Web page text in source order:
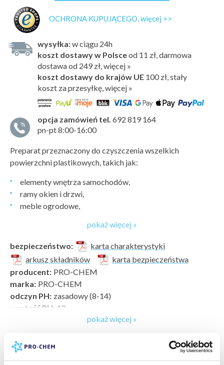
OCHRONA KUPUJĄCEGO, więcej >>
wysyłka:w ciągu 24h
koszt dostawy w Polsceod 11 zł, darmowa
dostawa od 249 zł, więcej »
koszt dostawy do krajów UE 100 zł,stały
koszt za przesyłkę, więcej »
opcja zamówień tel. 692 819 164
pn-pt 8:00-16:00
Preparat przeznaczony do czyszczenia wszelkich
powierzchni plastikowych, takich jak:
elementy wnętrza samochodów,
ramy okien i drzwi,
meble ogrodowe,
inne przedmioty wykonane z plastiku.
Usuwa nawet stare, uporczywe
plamy. Czyści powierzchniowo, nie wymaga szorowania.
Posiada właściwości antystatyczne, regularnie stosowany
zapobiega osadzaniu się kurzu i brudu.
Sposób użycia
Nanieść na czyszczoną powierzchnię, pozostawić na 1-3
mikrofibry lub gąbki.
Przechowywanie / magazynowanie
pokaż więcej »
bezpieczeństwo:
karta charakterystyki
arkusz składników
karta bezpieczeństwa
producent: PRO-CHEM
marka: PRO-CHEM
odczyn PH: zasadowy (8-14)
wartość PH: 12
tłuszcze »,zabrudzenia bieżące, kurz,
»
powierzchnia do wyczyszczenia:
kokpit samochodowy i
pokaż więcej »